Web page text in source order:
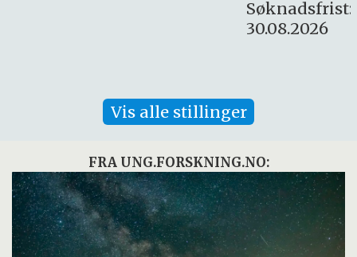
Vis alle stillinger
FRA UNG.FORSKNING.NO: